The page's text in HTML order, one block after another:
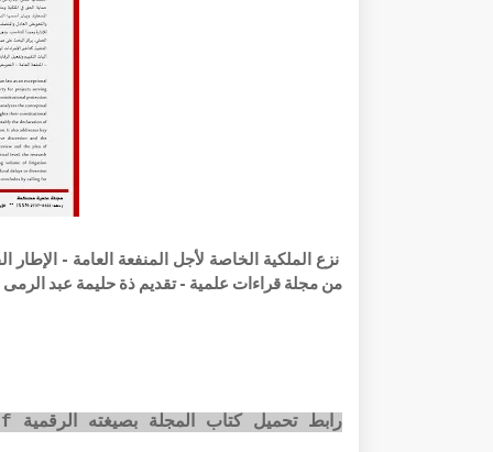
من مجلة قراءات علمية - تقديم ذة حليمة عبد
رابط تحميل كتاب المجلة بصيغته الرقمية pdf عبر الضغط على الصورة أسفله: